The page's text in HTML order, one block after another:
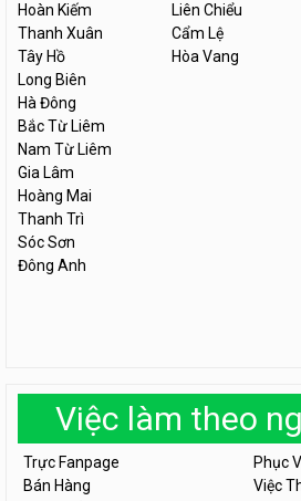
Hoàn Kiếm
Thanh Xuân
Tây Hồ
Long Biên
Hà Đông
Bắc Từ Liêm
Nam Từ Liêm
Gia Lâm
Hoàng Mai
Thanh Trì
Sóc Sơn
Đông Anh
Liên Chiểu
Cẩm Lệ
Hòa Vang
Việc làm theo
Trực Fanpage
Phục
Bán Hàng
Việc